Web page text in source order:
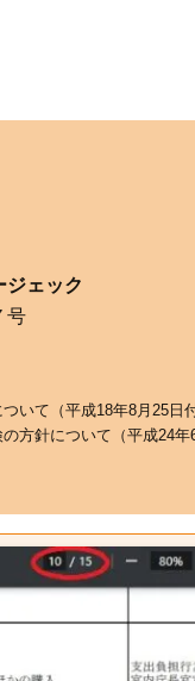
ジェック
号
いて（平成18年8月25日
方針について（平成24